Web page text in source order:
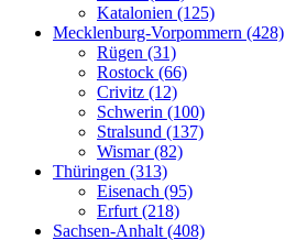
Katalonien (125)
Mecklenburg-Vorpommern (428)
Rügen (31)
Rostock (66)
Crivitz (12)
Schwerin (100)
Stralsund (137)
Wismar (82)
Thüringen (313)
Eisenach (95)
Erfurt (218)
Sachsen-Anhalt (408)